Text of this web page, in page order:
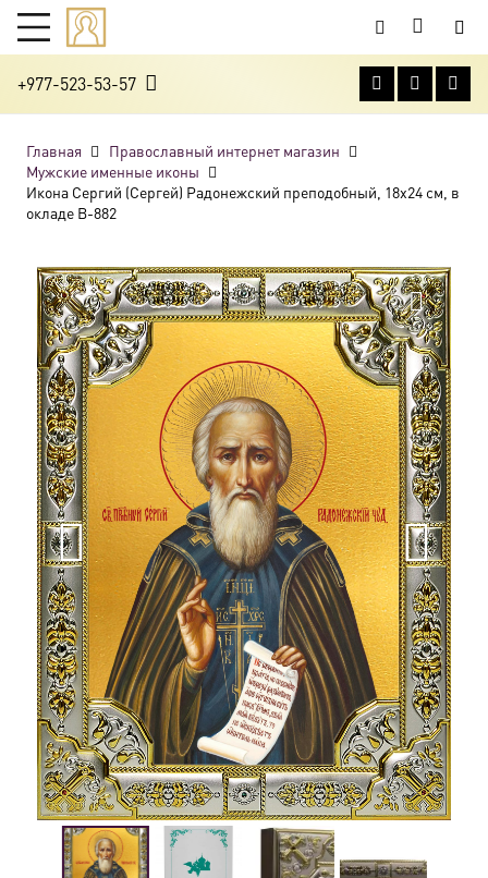
+977-523-53-57
Главная
Православный интернет магазин
Мужские именные иконы
Икона Сергий (Сергей) Радонежский преподобный, 18х24 см, в
окладе B-882